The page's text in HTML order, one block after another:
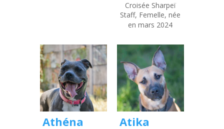
Croisée Sharpeï
Staff, Femelle, née
en mars 2024
Athéna Atika